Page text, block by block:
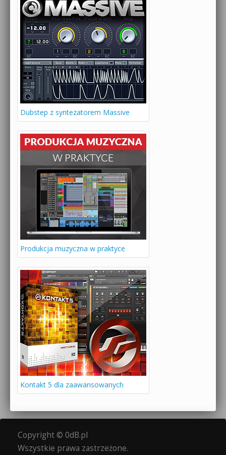
Dubstep z syntezatorem Massive
Produkcja muzyczna w praktyce
Kontakt 5 dla zaawansowanych
Copyright © 0dB.pl
Wszystkie prawa zastrzeżone.